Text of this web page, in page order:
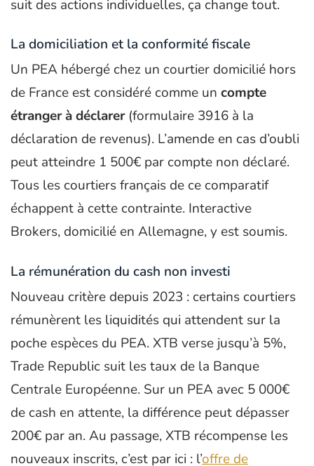
suit des actions individuelles, ça change tout.
La domiciliation et la conformité fiscale
Un PEA hébergé chez un courtier domicilié hors
de France est considéré comme un compte
étranger à déclarer(formulaire 3916 à la
déclaration de revenus). L’amende en cas d’oubli
peut atteindre 1 500€ par compte non déclaré.
Tous les courtiers français de ce comparatif
échappent à cette contrainte. Interactive
Brokers, domicilié en Allemagne, y est soumis.
La rémunération du cash non investi
Nouveau critère depuis 2023 : certains courtiers
rémunèrent les liquidités qui attendent sur la
poche espèces du PEA. XTB verse jusqu’à 5%,
Trade Republic suit les taux de la Banque
Centrale Européenne. Sur un PEA avec 5 000€
de cash en attente, la différence peut dépasser
200€ par an. Au passage, XTB récompense les
nouveaux inscrits, c’est par ici : l’offre de